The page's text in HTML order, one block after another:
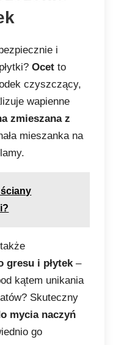
i
Ocet to
czyszczący,
wapienne
zmieszana z
mieszanka na
gresu i płytek–
kątem unikania
Skuteczny
mycia naczyń
go